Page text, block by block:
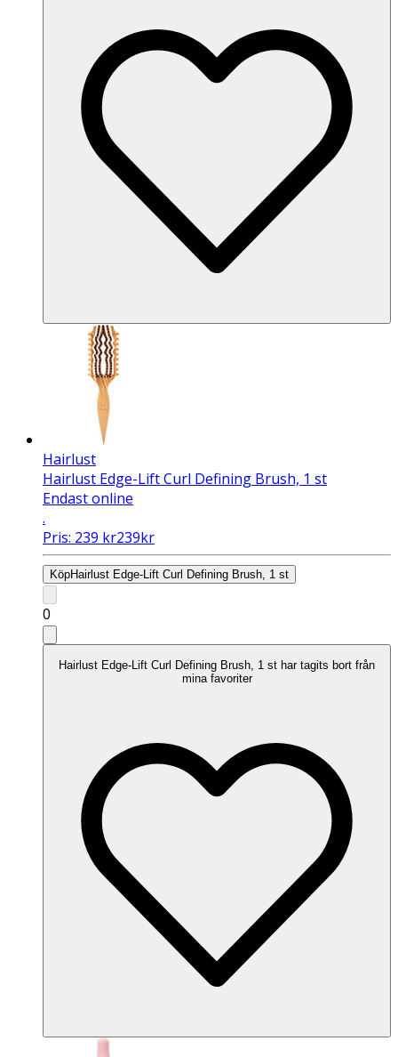
Hairlust
Hairlust Edge-Lift Curl Defining Brush, 1 st
Endast online
.
Pris: 239 kr239kr
KöpHairlust Edge-Lift Curl Defining Brush, 1 st
0
Hairlust Edge-Lift Curl Defining Brush, 1 st har tagits bort från
mina favoriter